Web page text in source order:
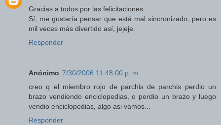
Gracias a todos por las felicitaciones.
Sí, me gustaría pensar que está mal sincronizado, pero es
mil veces más divertido así, jejeje.
Responder
Anónimo 7/30/2006 11:48:00 p. m.
creo q el miembro rojo de parchis de parchis perdio un
brazo vendiendo enciclopedias, o perdio un brazo y luego
vendio enciclopedias, algo asi vamos...
Responder